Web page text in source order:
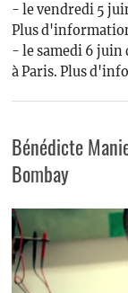
- le vendredi 5
Plus
- le samedi 6 juin
à Paris. Plus
Bénédicte
Bombay